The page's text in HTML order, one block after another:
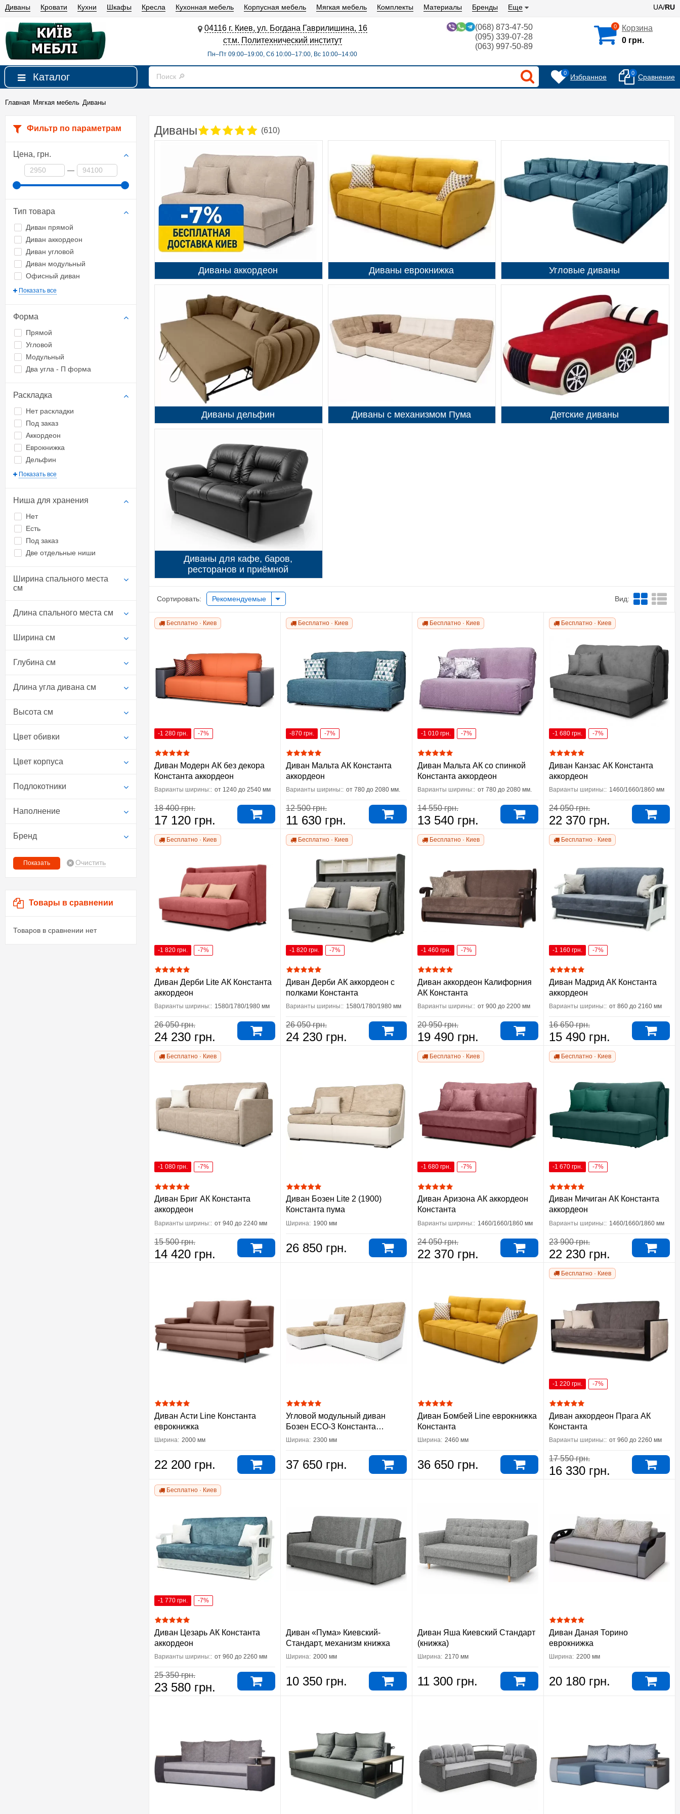
UA/RU
Диваны Кровати Кухни Шкафы Кресла Кухонная мебель Корпусная мебель Мягкая мебель Комплекты Материалы Бренды Еще
04116 г. Киев, ул. Богдана Гаврилишина, 16
ст.м. Политехнический институт
Пн–Пт 09:00–19:00, Сб 10:00–17:00, Вс 10:00–14:00
(068) 873-47-50
(095) 339-07-28
(063) 997-50-89
0
Корзина
0 грн.
Каталог 0 Избранное 0 Сравнение
Главная Мягкая мебель Диваны
Фильтр по параметрам
Цена, грн.
—
Тип товара
Диван прямой
Диван аккордеон
Диван угловой
Диван модульный
Офисный диван
Показать все
Форма
Прямой
Угловой
Модульный
Два угла - П форма
Раскладка
Нет раскладки
Под заказ
Аккордеон
Еврокнижка
Дельфин
Показать все
Ниша для хранения
Нет
Есть
Под заказ
Две отдельные ниши
Ширина спального места
см
Длина спального места см
Ширина см
Глубина см
Длина угла дивана см
Высота см
Цвет обивки
Цвет корпуса
Подлокотники
Наполнение
Бренд
Очистить
Товары в сравнении
Товаров в сравнении нет
Диваны (610)
Диваны аккордеон Диваны еврокнижка Угловые диваны
Диваны дельфин Диваны с механизмом Пума Детские диваны
Диваны для кафе, баров,
ресторанов и приёмной
Сортировать: Рекомендуемые Вид:
Бесплатно · Киев
-1 280 грн. -7%
Диван Модерн АК без декора
Константа аккордеон
Варианты ширины:: от 1240 до 2540 мм
18 400 грн.
17 120 грн.
Бесплатно · Киев
-870 грн. -7%
Диван Мальта АК Константа
аккордеон
Варианты ширины:: от 780 до 2080 мм.
12 500 грн.
11 630 грн.
Бесплатно · Киев
-1 010 грн. -7%
Диван Мальта АК со спинкой
Константа аккордеон
Варианты ширины:: от 780 до 2080 мм.
14 550 грн.
13 540 грн.
Бесплатно · Киев
-1 680 грн. -7%
Диван Канзас АК Константа
аккордеон
Варианты ширины:: 1460/1660/1860 мм
24 050 грн.
22 370 грн.
Бесплатно · Киев
-1 820 грн. -7%
Диван Дерби Lite АК Константа
аккордеон
Варианты ширины:: 1580/1780/1980 мм
26 050 грн.
24 230 грн.
Бесплатно · Киев
-1 820 грн. -7%
Диван Дерби АК аккордеон с
полками Константа
Варианты ширины:: 1580/1780/1980 мм
26 050 грн.
24 230 грн.
Бесплатно · Киев
-1 460 грн. -7%
Диван аккордеон Калифорния
АК Константа
Варианты ширины:: от 900 до 2200 мм
20 950 грн.
19 490 грн.
Бесплатно · Киев
-1 160 грн. -7%
Диван Мадрид АК Константа
аккордеон
Варианты ширины:: от 860 до 2160 мм
16 650 грн.
15 490 грн.
Бесплатно · Киев
-1 080 грн. -7%
Диван Бриг АК Константа
аккордеон
Варианты ширины:: от 940 до 2240 мм
15 500 грн.
14 420 грн.
Диван Бозен Lite 2 (1900)
Константа пума
Ширина: 1900 мм
26 850 грн.
Бесплатно · Киев
-1 680 грн. -7%
Диван Аризона АК аккордеон
Константа
Варианты ширины:: 1460/1660/1860 мм
24 050 грн.
22 370 грн.
Бесплатно · Киев
-1 670 грн. -7%
Диван Мичиган АК Константа
аккордеон
Варианты ширины:: 1460/1660/1860 мм
23 900 грн.
22 230 грн.
Диван Асти Line Константа
еврокнижка
Ширина: 2000 мм
22 200 грн.
Угловой модульный диван
Бозен ECO-3 Константа
(механизм Пума)
Ширина: 2300 мм
37 650 грн.
Диван Бомбей Line еврокнижка
Константа
Ширина: 2460 мм
36 650 грн.
Бесплатно · Киев
-1 220 грн. -7%
Диван аккордеон Прага АК
Константа
Варианты ширины:: от 960 до 2260 мм
17 550 грн.
16 330 грн.
Бесплатно · Киев
-1 770 грн. -7%
Диван Цезарь АК Константа
аккордеон
Варианты ширины:: от 960 до 2260 мм
25 350 грн.
23 580 грн.
Диван «Пума» Киевский-
Стандарт, механизм книжка
Ширина: 2000 мм
10 350 грн.
Диван Яша Киевский Стандарт
(книжка)
Ширина: 2170 мм
11 300 грн.
Диван Даная Торино
еврокнижка
Ширина: 2200 мм
20 180 грн.